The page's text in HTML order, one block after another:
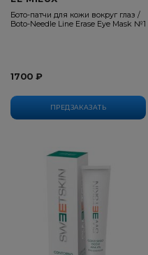
ПРЕДЗАКАЗАТЬ
Бото-патчи для кожи вокруг глаз /
Boto-Needle Line Erase Eye Mask №1
1700 ₽